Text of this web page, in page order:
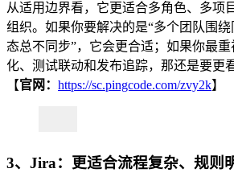
从适用边界看，它更适合多角色、多项
组织。如果你要解决的是“多个团队围
态总不同步”，它会更合适；如果你最
化、测试联动和发布追踪，那还是要更
【官网： https://sc.pingcode.com/zvy2k】
3、Jira：更适合流程复杂、规则